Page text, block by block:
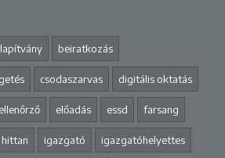
beiratkozás
csodaszarvas digitális oktatás
ellenőrző előadás essd farsang
hittan igazgató igazgatóhelyettes